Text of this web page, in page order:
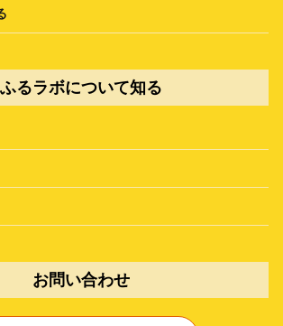
ふるラボについて知る
お問い合わせ